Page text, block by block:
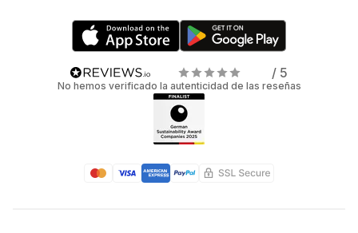
/ 5
No hemos verificado la autenticidad de las reseñas